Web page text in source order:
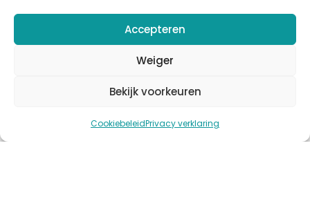
Accepteren
Weiger
Bekijk voorkeuren
CookiebeleidPrivacy verklaring
© Copyright 2025nlmtd–Webontwikkeling: